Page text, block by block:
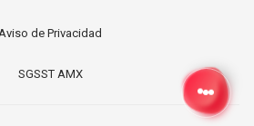
Aviso de Privacidad
SGSST AMX